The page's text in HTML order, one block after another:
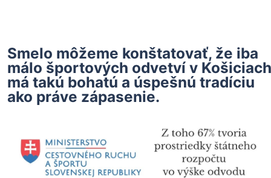
Smelo môžeme konštatovať, že iba
málo športových odvetví v Košiciach
má takú bohatú a úspešnú tradíciu
ako práve zápasenie.